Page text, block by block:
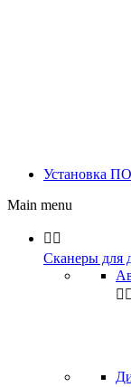
Установка ПО
Main menu
 
Сканеры для
 